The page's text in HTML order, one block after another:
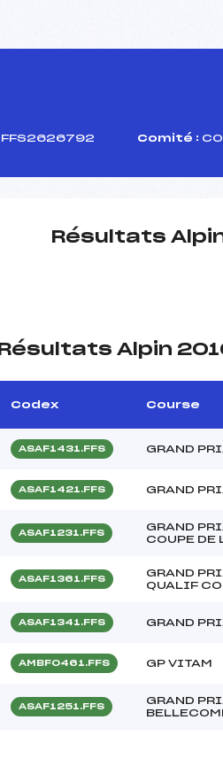
FFS2626792 Comité :
Résultats
Résultats Alpin
Codex Course
ASAF1431.FFS GRAND
ASAF1421.FFS GRAND
ASAF1231.FFS
GRAND
COUPE DE
ASAF1361.FFS
GRAND
QUALIF
ASAF1341.FFS GRAND
AMBF0461.FFS GP VITAM
ASAF1251.FFS
GRAND